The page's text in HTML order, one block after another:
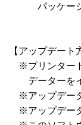
パッケージの
【アップデート
※プリンター
データーをイ
※アップデー
※アップデー